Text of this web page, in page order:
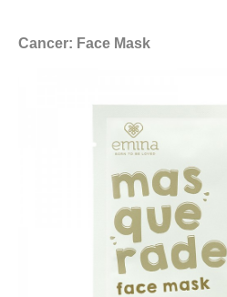
Cancer: Face Mask